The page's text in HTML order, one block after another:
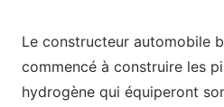
Le constructeur automobile
commencé à construire les
hydrogène qui équiperont